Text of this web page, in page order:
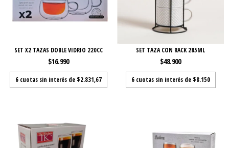
SET X2 TAZAS DOBLE VIDRIO 220CC
$16.990
6 cuotas sin interés de $2.831,67
SET TAZA CON RACK 285ML
$48.900
6 cuotas sin interés de $8.150